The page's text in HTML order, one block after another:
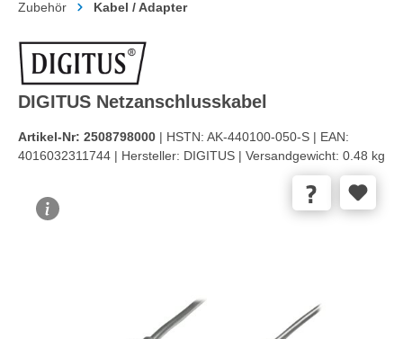
Zubehör Kabel / Adapter
DIGITUS Netzanschlusskabel
Artikel-Nr: 2508798000 | HSTN: AK-440100-050-S | EAN:
4016032311744 | Hersteller: DIGITUS | Versandgewicht: 0.48 kg